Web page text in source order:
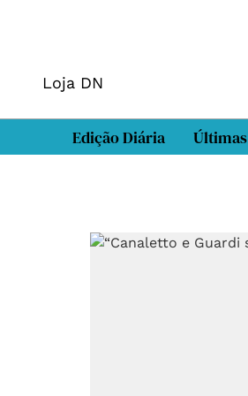
Loja DN
Edição Diária Últimas